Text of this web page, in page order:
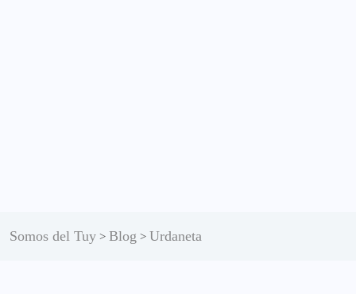
Somos del Tuy > Blog > Urdaneta